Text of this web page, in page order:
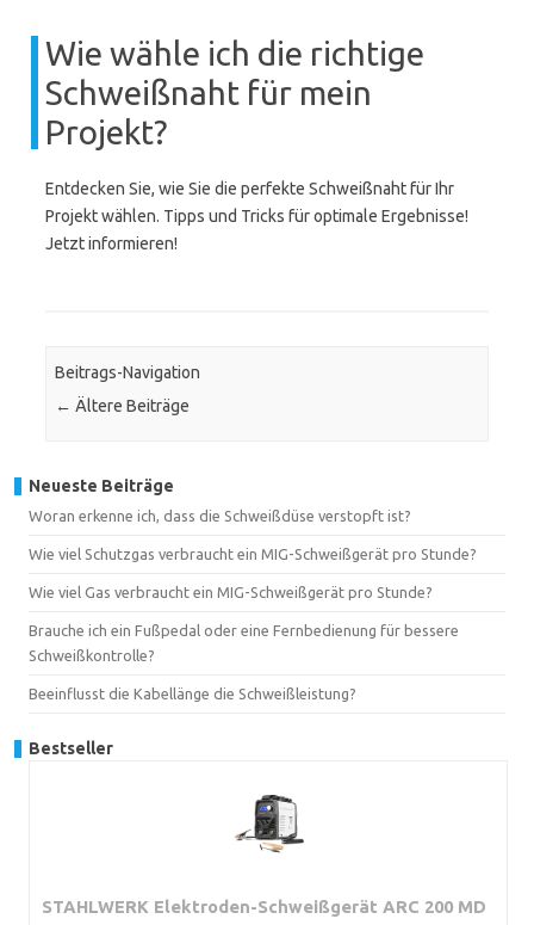
Wie wähle ich die richtige
Schweißnaht für mein
Projekt?
Entdecken Sie, wie Sie die perfekte Schweißnaht für Ihr
Projekt wählen. Tipps und Tricks für optimale Ergebnisse!
Jetzt informieren!
Beitrags-Navigation
← Ältere Beiträge
Neueste Beiträge
Woran erkenne ich, dass die Schweißdüse verstopft ist?
Wie viel Schutzgas verbraucht ein MIG-Schweißgerät pro Stunde?
Wie viel Gas verbraucht ein MIG-Schweißgerät pro Stunde?
Brauche ich ein Fußpedal oder eine Fernbedienung für bessere
Schweißkontrolle?
Beeinflusst die Kabellänge die Schweißleistung?
Bestseller
STAHLWERK Elektroden-Schweißgerät ARC 200 MD